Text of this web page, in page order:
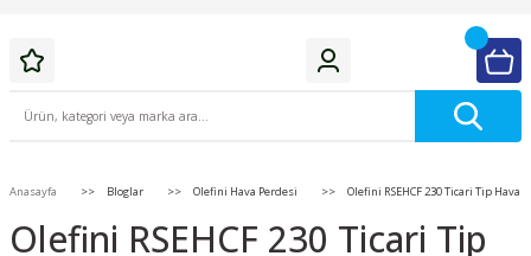
Anasayfa Bloglar Olefini Hava Perdesi Olefini RSEHCF 230 Ticari Tip Hava
Olefini RSEHCF 230 Ticari Tip